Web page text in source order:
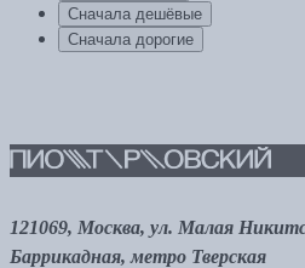
Сначала дешёвые
Сначала дорогие
121069, Москва, ул. Малая
Баррикадная, метро Тверская